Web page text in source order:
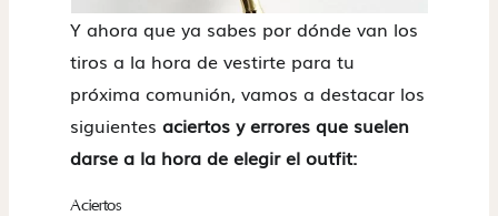
Y ahora que ya sabes por dónde van los
tiros a la hora de vestirte para tu
próxima comunión, vamos a destacar los
siguientesaciertos y errores que suelen
darse a la hora de elegir el outfit:
Aciertos